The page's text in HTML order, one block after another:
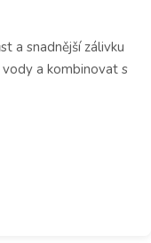
a snadnější zálivku
a kombinovat s